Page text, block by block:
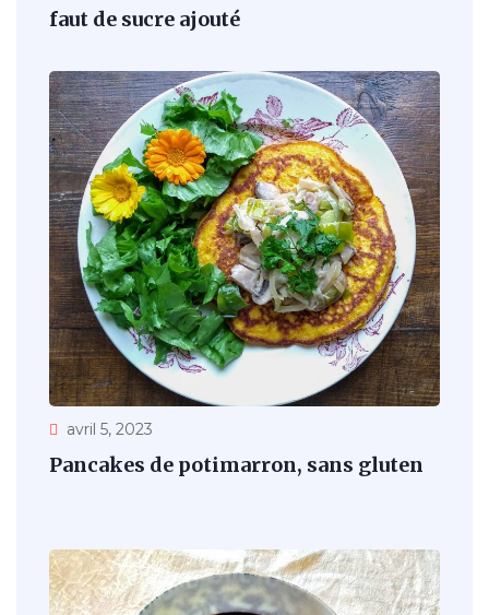
faut de sucre ajouté
avril 5, 2023
Pancakes de potimarron, sans gluten